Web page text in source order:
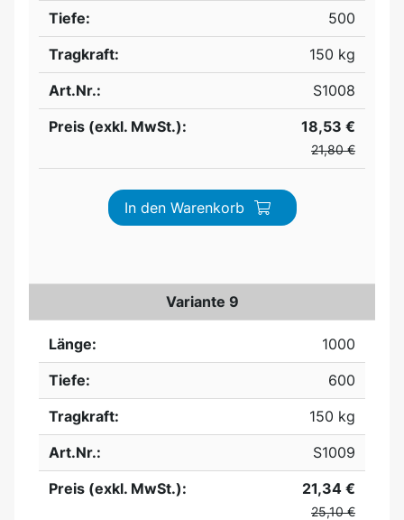
Tiefe:
500
Tragkraft:
150 kg
Art.Nr.:
S1008
Preis (exkl. MwSt.):
18,53 €
21,80 €
In den Warenkorb
Variante 9
Länge:
1000
Tiefe:
600
Tragkraft:
150 kg
Art.Nr.:
S1009
Preis (exkl. MwSt.):
21,34 €
25,10 €